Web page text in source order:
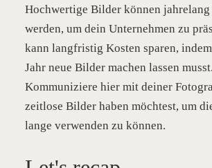
Hochwertige Bilder können
werden, um dein Unternehmen zu
kann langfristig Kosten sparen,
Jahr neue Bilder machen lassen musst.
Kommuniziere hier mit deiner
zeitlose Bilder haben möchtest, um
lange verwenden zu können.